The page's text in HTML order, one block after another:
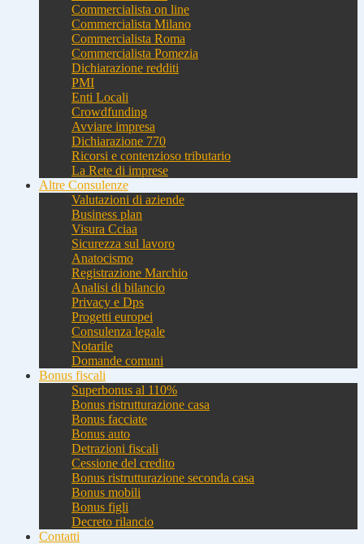
Commercialista on line
Commercialista Milano
Commercialista Roma
Commercialista Pomezia
Dichiarazione redditi
PMI
Enti Locali
Crowdfunding
Avviare impresa
Dichiarazione 770
Ricorsi e contenzioso tributario
La Rete di imprese
Altre Consulenze
Valutazioni di aziende
Business plan
Visura Cciaa
Sicurezza sul lavoro
Anatocismo
Registrazione Marchio
Analisi di bilancio
Privacy e Dps
Progetti europei
Consulenza legale
Notarile
Domande comuni
Bonus fiscali
Superbonus al 110%
Bonus ristrutturazione casa
Bonus facciate
Bonus auto
Detrazioni fiscali
Cessione del credito
Bonus ristrutturazione seconda casa
Bonus mobili
Bonus figli
Decreto rilancio
Contatti